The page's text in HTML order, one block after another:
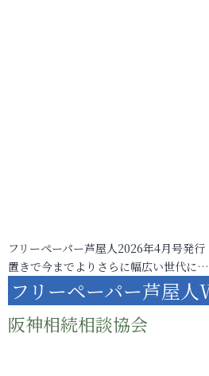
フリーペーパー芦屋人2026年4月号発
置きで今までよりさらに幅広い世代に…
フリーペーパー芦屋人
阪神相続相談協会